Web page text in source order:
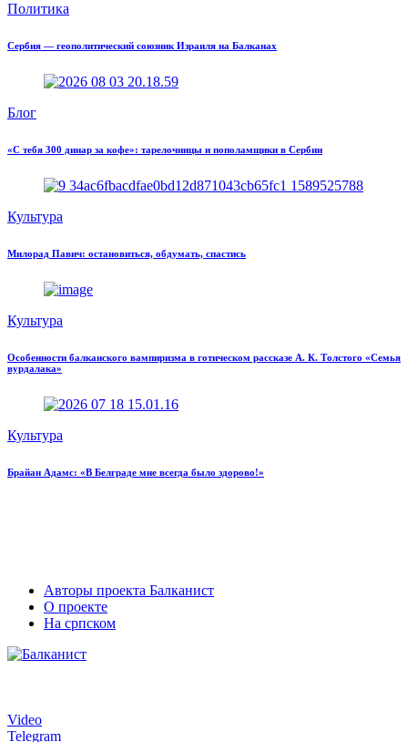
Политика
Сербия — геополитический союзник Израиля на Балканах
Блог
«С тебя 300 динар за кофе»: тарелочницы и пополамщики в Сербии
Культура
Милорад Павич: остановиться, обдумать, спастись
Культура
Особенности балканского вампиризма в готическом рассказе А. К. Толстого «Семья
вурдалака»
Культура
Брайан Адамс: «В Белграде мне всегда было здорово!»
Авторы проекта Балканист
О проекте
На српском
Video
Telegram